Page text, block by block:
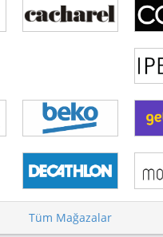
Tüm Mağazalar